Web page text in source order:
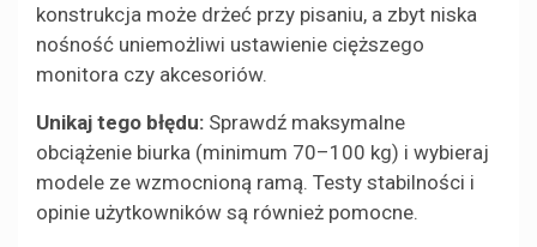
konstrukcja może drżeć przy pisaniu, a zbyt niska
nośność uniemożliwi ustawienie cięższego
monitora czy akcesoriów.
Unikaj tego błędu: Sprawdź maksymalne
obciążenie biurka (minimum 70–100 kg) i wybieraj
modele ze wzmocnioną ramą. Testy stabilności i
opinie użytkowników są również pomocne.